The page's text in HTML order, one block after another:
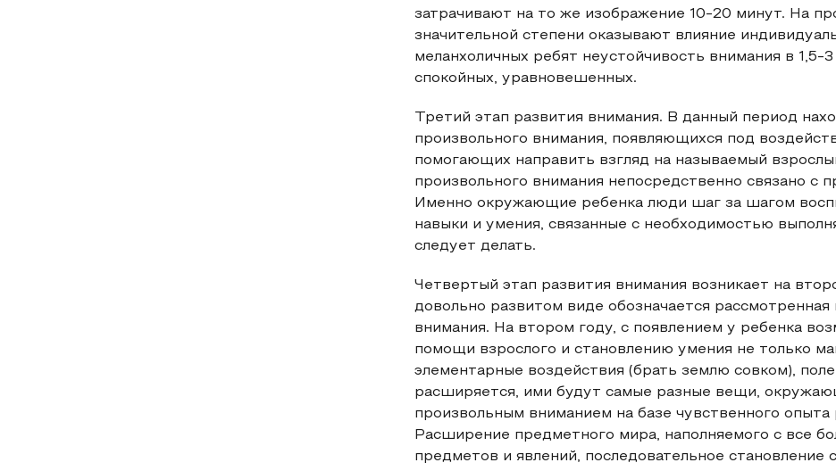
затрачивают на то же изображение 10-20 минут. На
значительной степени оказывают влияние
меланхоличных ребят неустойчивость внимания в
спокойных, уравновешенных.
Третий этап развития внимания. В данный период
произвольного внимания, появляющихся под
помогающих направить взгляд на называемый
произвольного внимания непосредственно связано с
Именно окружающие ребенка люди шаг за шагом
навыки и умения, связанные с необходимостью
следует делать.
Четвертый этап развития внимания возникает на
довольно развитом виде обозначается
внимания. На втором году, с появлением у ребенка
помощи взрослого и становлению умения не только
элементарные воздействия (брать землю совком),
расширяется, ими будут самые разные вещи,
произвольным вниманием на базе чувственного
Расширение предметного мира, наполняемого с все
предметов и явлений, последовательное становление